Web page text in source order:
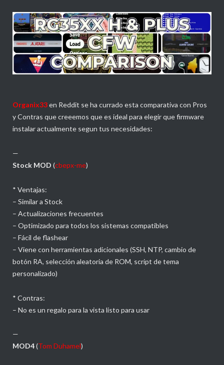
Organix33en Reddit se ha currado esta comparativa con Pros
y Contras que creeemos que es ideal para elegir que firmware
instalar actualmente segun tus necesidades:
—
Stock MOD (cbepx-me)
* Ventajas:
– Similar a Stock
– Actualizaciones frecuentes
– Optimizado para todos los sistemas compatibles
– Fácil de flashear
– Viene con herramientas adicionales (SSH, NTP, cambio de
botón RA, selección aleatoria de ROM, script de tema
personalizado)
* Contras:
– No es un regalo para la vista listo para usar
—
MOD4(Tom Duhamel)